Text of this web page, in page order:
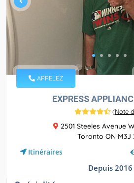
APPELEZ
EXPRESS
(Note
2501 Steeles Avenue
Toronto ON M3J
Itinéraires
Depuis 2016